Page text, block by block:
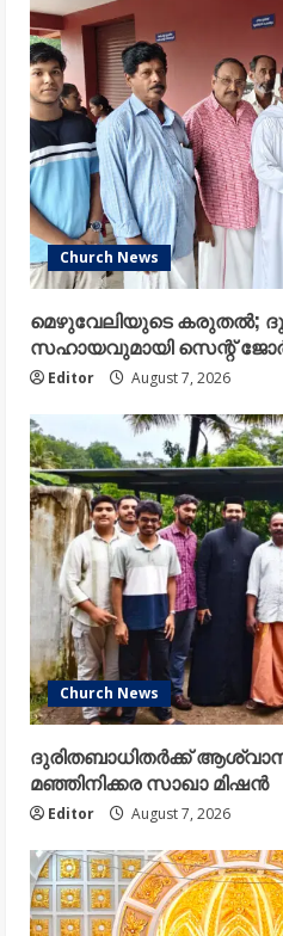
Church News
മെഴുവേലിയുടെ കരുതൽ;
സഹായവുമായി സെന്റ്
Editor August 7, 2026
Church News
ദുരിതബാധിതർക്ക്
മഞ്ഞിനിക്കര സാഖാ മിഷൻ
Editor August 7, 2026